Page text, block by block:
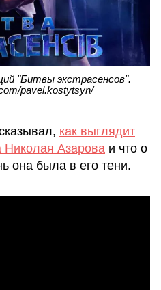
"Битвы экстрасенсов".
pavel.kostytsyn/
как выглядит
Николая Азарова и что о
она была в его тени.